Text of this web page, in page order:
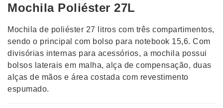
Mochila Poliéster 27L
Mochila de poliéster 27 litros com três compartimentos,
sendo o principal com bolso para notebook 15,6. Com
divisórias internas para acessórios, a mochila possui
bolsos laterais em malha, alça de compensação, duas
alças de mãos e área costada com revestimento
espumado.